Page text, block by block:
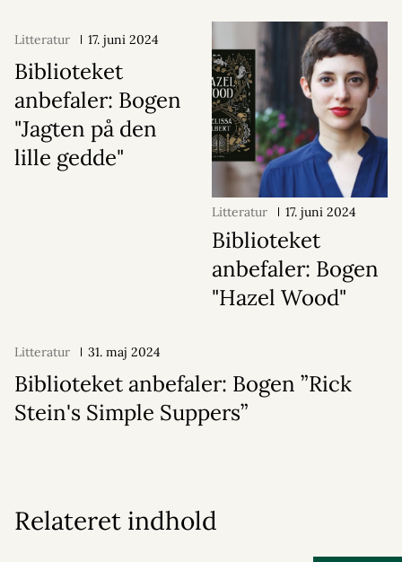
Litteratur 17. juni 2024
Biblioteket
anbefaler: Bogen
"Jagten på den
lille gedde"
Litteratur 17. juni 2024
Biblioteket
anbefaler: Bogen
"Hazel Wood"
Litteratur 31. maj 2024
Biblioteket anbefaler: Bogen ”Rick
Stein's Simple Suppers”
Relateret indhold